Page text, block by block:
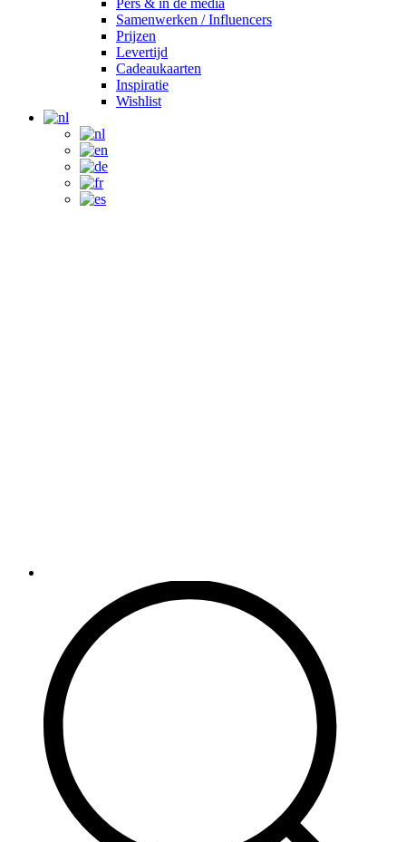
Pers & in de media
Samenwerken / Influencers
Prijzen
Levertijd
Cadeaukaarten
Inspiratie
Wishlist